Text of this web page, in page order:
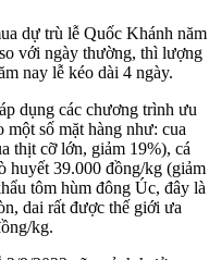
dự trù lễ Quốc Khánh năm
với ngày thường, thì lượng
nay lễ kéo dài 4 ngày.
dụng các chương trình ưu
số mặt hàng như: cua
thịt cỡ lớn, giảm 19%), cá
huyết 39.000 đồng/kg (giảm
tôm hùm đông Úc, đây là
dai rất được thế giới ưa
kg.